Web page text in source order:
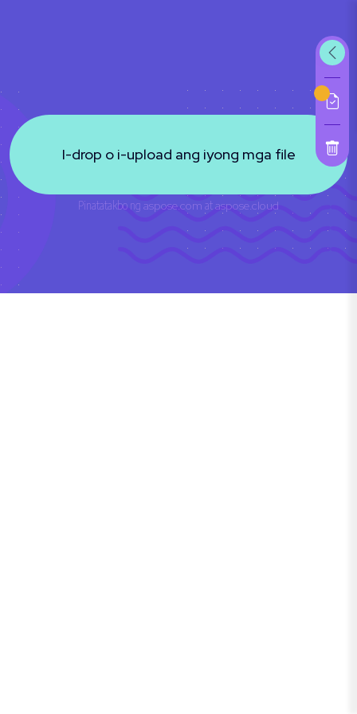
I-drop o i-upload ang iyong mga file
Pinatatakbo ng aspose.com ataspose.cloud